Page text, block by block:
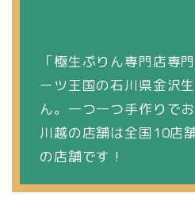
「極生ぷりん専門店専
ーツ王国の石川県金沢
ん。一つ一つ手作りで
川越の店舗は全国10店
の店舗です！